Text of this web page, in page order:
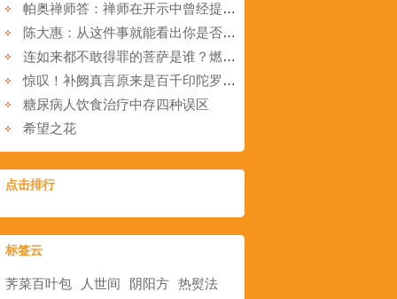
帕奥禅师答：禅师在开示中曾经提到我们的菩萨过去世投生为狮王时，有一只兔子在睡梦中被掉落的果实所惊吓，以
陈大惠：从这件事就能看出你是否有福气！
连如来都不敢得罪的菩萨是谁？燃灯佛、弥勒佛对她都要敬让三分！
惊叹！补阙真言原来是百千印陀罗尼经的随心咒？看来确实有百千倍之功德！
糖尿病人饮食治疗中存四种误区
希望之花
点击排行
标签云
荠菜百叶包 人世间 阴阳方 热熨法